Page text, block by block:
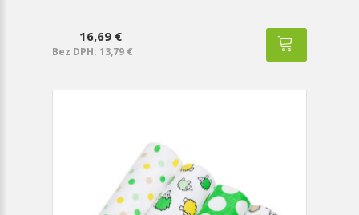
16,69 €
Bez DPH: 13,79 €